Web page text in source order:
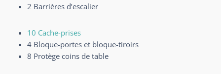
2 Barrières d’escalier
10 Cache-prises
4 Bloque-portes et bloque-tiroirs
8 Protège coins de table